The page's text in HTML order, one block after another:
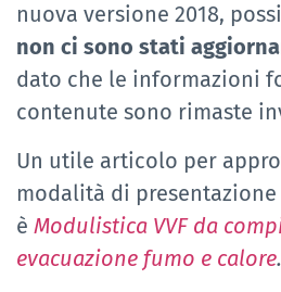
nuova versione 2018,
non ci sono stati
dato che le informazioni
contenute sono rimaste
Un utile articolo per
modalità di
è Modulistica VVF da
evacuazione fumo e calore.